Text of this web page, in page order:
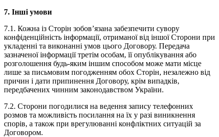
7. Інші умови
7.1. Кожна із Сторін зобов’язана забезпечити сувору
конфіденційність інформації, отриманої від іншої Сторони при
укладенні та виконанні умов цього Договору. Передача
зазначеної інформації третім особам, її опублікування або
розголошення будь-яким іншим способом може мати місце
лише за письмовим погодженням обох Сторін, незалежно від
причин і дати припинення Договору, крім випадків,
передбачених чинним законодавством України.
7.2. Сторони погодилися на ведення запису телефонних
розмов та можливість посилання на їх у разі виникнення
спорів, а також при врегулюванні конфліктних ситуацій за
Договором.